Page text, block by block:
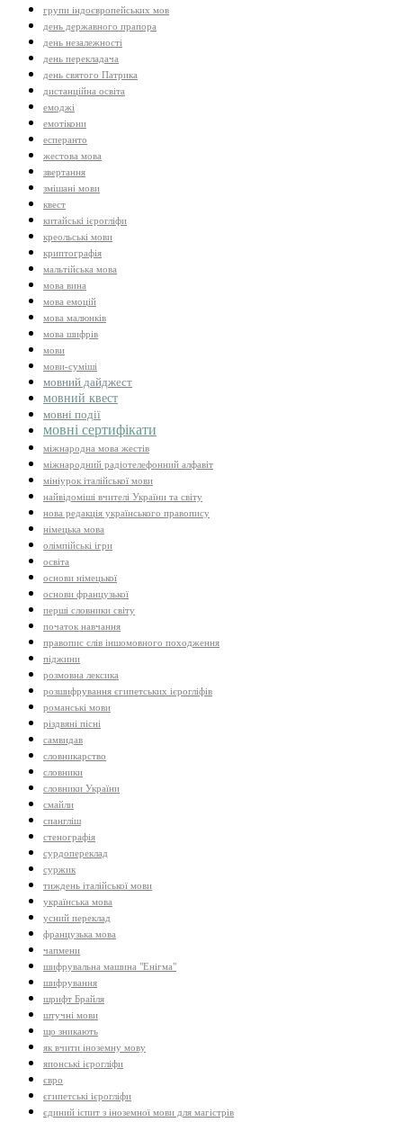
групи індоєвропейських мов
день державного прапора
день незалежності
день перекладача
день святого Патрика
дистанційна освіта
емоджі
емотікони
есперанто
жестова мова
звертання
змішані мови
квест
китайські ієрогліфи
креольські мови
криптографія
мальтійська мова
мова вина
мова емоцій
мова малюнків
мова шифрів
мови
мови-суміші
мовний дайджест
мовний квест
мовні події
мовні сертифікати
міжнародна мова жестів
міжнародний радіотелефонний алфавіт
мініурок італійської мови
найвідоміші вчителі України та світу
нова редакція українського правопису
німецька мова
олімпійські ігри
освіта
основи німецької
основи французької
перші словники світу
початок навчання
правопис слів іншомовного походження
піджини
розмовна лексика
розшифрування єгипетських ієрогліфів
романські мови
різдвяні пісні
самвидав
словникарство
словники
словники України
смайли
спангліш
стенографія
сурдопереклад
суржик
тиждень італійської мови
українська мова
усний переклад
французька мова
чапмени
шифрувальна машина "Енігма"
шифрування
шрифт Брайля
штучні мови
що зникають
як вчити іноземну мову
японські ієрогліфи
євро
єгипетські ієрогліфи
єдиний іспит з іноземної мови для магістрів